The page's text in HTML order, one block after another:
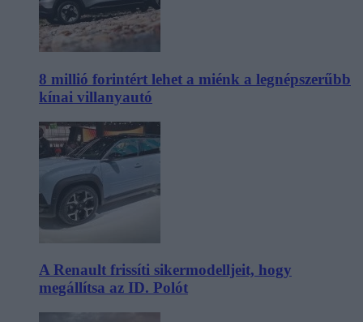
8 millió forintért lehet a miénk a legnépszerűbb
kínai villanyautó
A Renault frissíti sikermodelljeit, hogy
megállítsa az ID. Polót